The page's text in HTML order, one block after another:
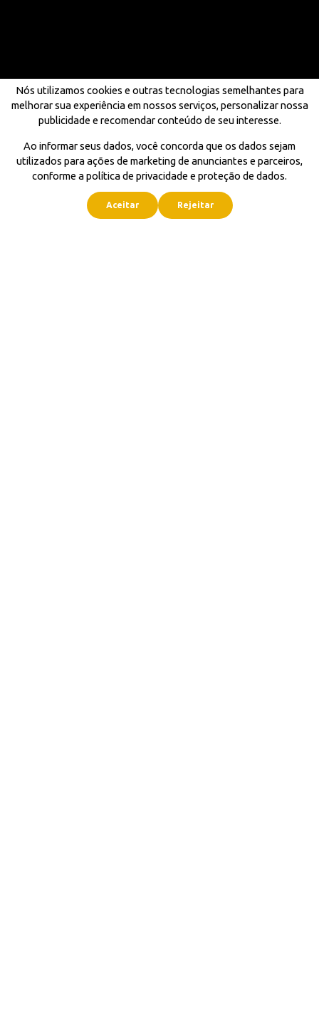
Nós utilizamos cookies e outras tecnologias semelhantes para
melhorar sua experiência em nossos serviços, personalizar nossa
publicidade e recomendar conteúdo de seu interesse.
Ao informar seus dados, você concorda que os dados sejam
utilizados para ações de marketing de anunciantes e parceiros,
conforme a política de privacidade e proteção de dados.
Aceitar Rejeitar